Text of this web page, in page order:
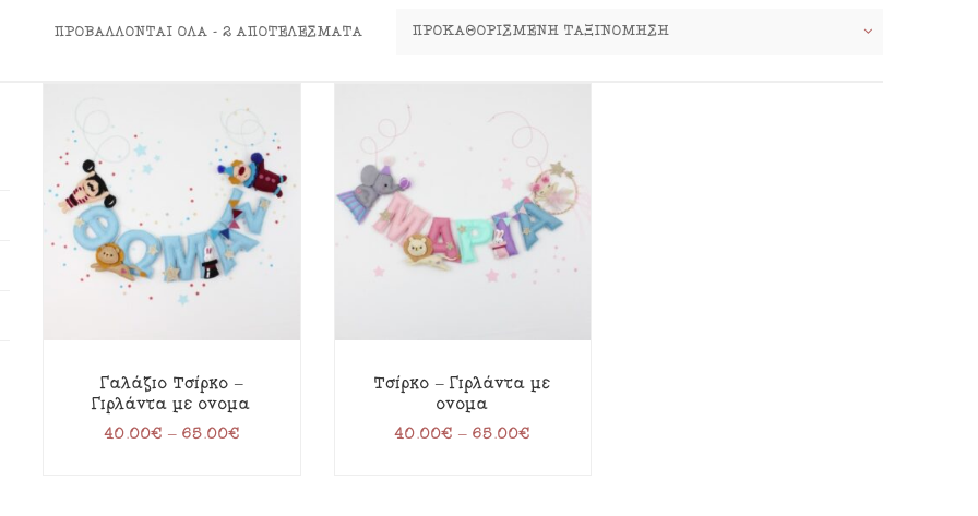
ΠΡΟΒΆΛΛΟΝΤΑΙ ΌΛΑ - 2 ΑΠΟΤΕΛΈΣΜΑΤΑ
Γαλάζιο Τσίρκο –
Γιρλάντα με όνομα
40.00€ – 65.00€
Τσίρκο – Γιρλάντα με
όνομα
40.00€ – 65.00€